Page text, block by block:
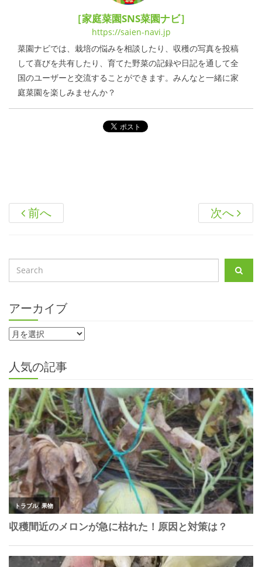
［家庭菜園SNS菜園ナビ］
https://saien-navi.jp
菜園ナビでは、栽培の悩みを相談したり、収穫の写真を投稿
して喜びを共有したり、育てた野菜の記録や日記を通して全
国のユーザーと交流することができます。みんなと一緒に家
庭菜園を楽しみませんか？
前へ 次へ
アーカイブ
人気の記事